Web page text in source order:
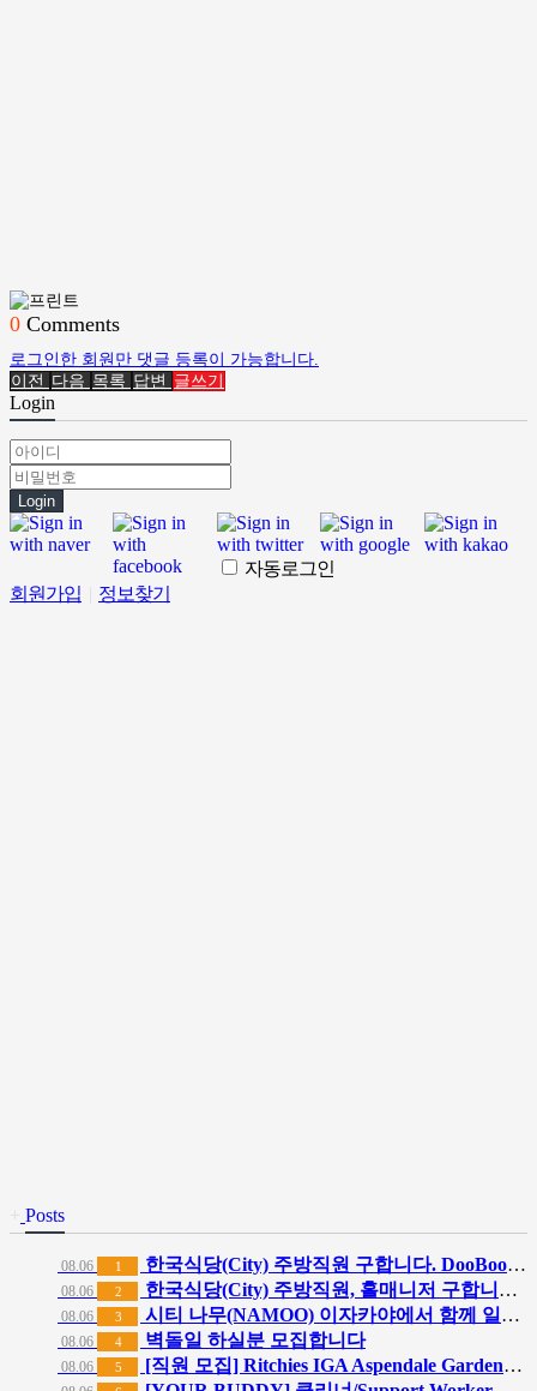
0 Comments
로그인한 회원만 댓글 등록이 가능합니다.
이전
다음 목록 답변 글쓰기
Login
Login
자동로그인
회원가입
정보찾기
+ Posts
08.06 1 한국식당(City) 주방직원 구합니다. DooBoo Restaurant
08.06 2 한국식당(City) 주방직원, 홀매니저 구합니다. SamSam Chicken Restaurant
08.06 3 시티 나무(NAMOO) 이자카야에서 함께 일할 직원구합니다.
08.06 4 벽돌일 하실분 모집합니다
08.06 5 [직원 모집] Ritchies IGA Aspendale Gardens 스시 매장 캐주얼 직원 구인